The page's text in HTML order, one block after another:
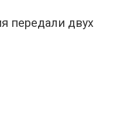
передали двух